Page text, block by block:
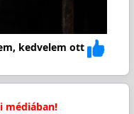
kedvelem ott
médiában!